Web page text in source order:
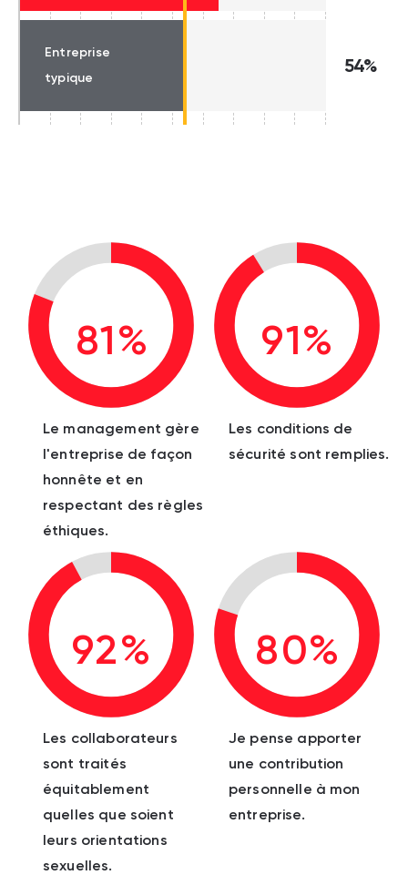
Entreprise
typique
54%
81%
Le management gère
l'entreprise de façon
honnête et en
respectant des règles
éthiques.
91%
Les conditions de
sécurité sont remplies.
92%
Les collaborateurs
sont traités
équitablement
quelles que soient
leurs orientations
sexuelles.
80%
Je pense apporter
une contribution
personnelle à mon
entreprise.